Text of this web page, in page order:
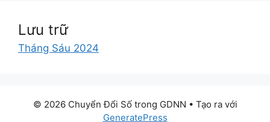
Lưu trữ
Tháng Sáu 2024
© 2026 Chuyển Đổi Số trong GDNN • Tạo ra với
GeneratePress